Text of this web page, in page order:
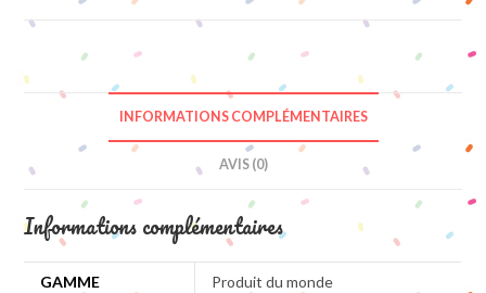
INFORMATIONS COMPLÉMENTAIRES
AVIS (0)
Informations complémentaires
GAMME Produit du monde